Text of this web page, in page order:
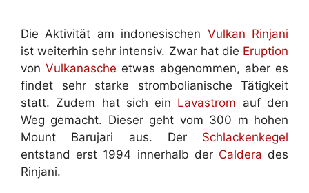
Die Aktivität am indonesischen Vulkan Rinjani
ist weiterhin sehr intensiv. Zwar hat die Eruption
von Vulkanasche etwas abgenommen, aber es
findet sehr starke strombolianische Tätigkeit
statt. Zudem hat sich ein Lavastrom auf den
Weg gemacht. Dieser geht vom 300 m hohen
Mount Barujari aus. Der Schlackenkegel
entstand erst 1994 innerhalb der Caldera des
Rinjani.